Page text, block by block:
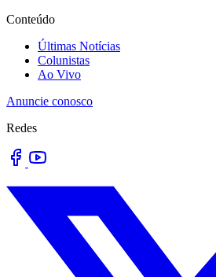
Conteúdo
Últimas Notícias
Colunistas
Ao Vivo
Anuncie conosco
Redes